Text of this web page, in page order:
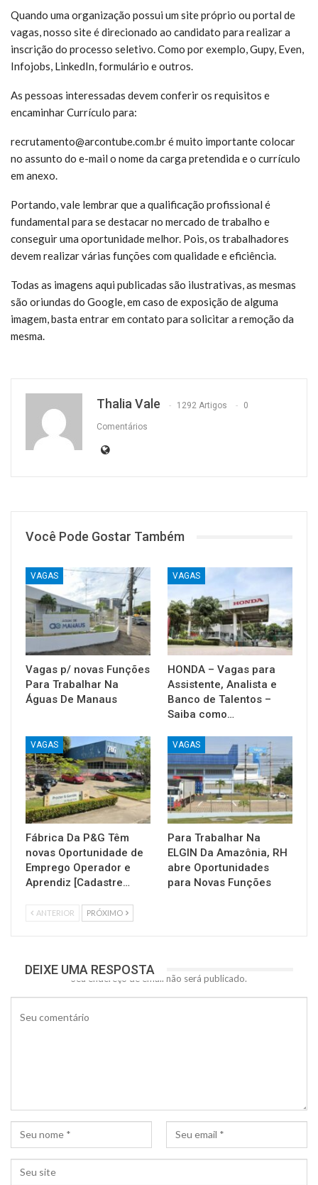
Quando uma organização possui um site próprio ou portal de
vagas, nosso site é direcionado ao candidato para realizar a
inscrição do processo seletivo. Como por exemplo, Gupy, Even,
Infojobs, LinkedIn, formulário e outros.
As pessoas interessadas devem conferir os requisitos e
encaminhar Currículo para:
recrutamento@arcontube.com.br é muito importante colocar
no assunto do e-mail o nome da carga pretendida e o currículo
em anexo.
Portando, vale lembrar que a qualificação profissional é
fundamental para se destacar no mercado de trabalho e
conseguir uma oportunidade melhor. Pois, os trabalhadores
devem realizar várias funções com qualidade e eficiência.
Todas as imagens aqui publicadas são ilustrativas, as mesmas
são oriundas do Google, em caso de exposição de alguma
imagem, basta entrar em contato para solicitar a remoção da
mesma.
Thalia Vale 1292 Artigos 0
Comentários
Você Pode Gostar Também
VAGAS
Vagas p/ novas Funções
Para Trabalhar Na
Águas De Manaus
VAGAS
HONDA – Vagas para
Assistente, Analista e
Banco de Talentos –
Saiba como…
VAGAS
Fábrica Da P&G Têm
novas Oportunidade de
Emprego Operador e
Aprendiz [Cadastre…
VAGAS
Para Trabalhar Na
ELGIN Da Amazônia, RH
abre Oportunidades
para Novas Funções
ANTERIOR PRÓXIMO
DEIXE UMA RESPOSTA
Seu endereço de email não será publicado.